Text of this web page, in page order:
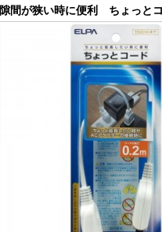
隙間が狭い時に便利 ちょっ